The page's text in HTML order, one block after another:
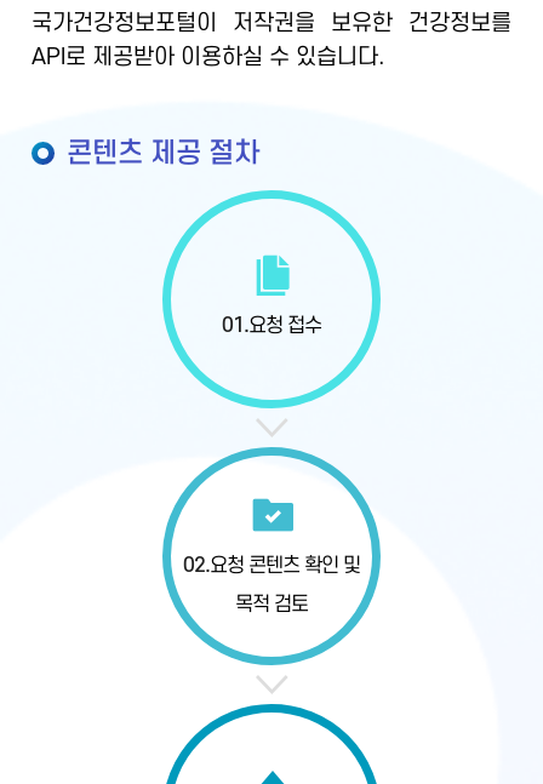
국가건강정보포털이 저작권을 보유한 건강정보를
API로 제공받아 이용하실 수 있습니다.
콘텐츠 제공 절차
01.요청 접수
02.요청 콘텐츠 확인 및
목적 검토